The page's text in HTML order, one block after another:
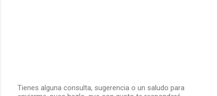
Tienes alguna consulta, sugerencia o un saludo para